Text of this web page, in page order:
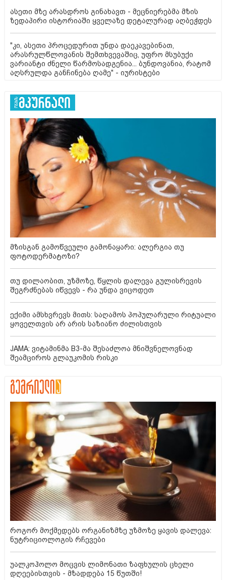
ასეთი მზე არასდროს გინახავთ - მეცნიერებმა მზის
ზედაპირი ისტორიაში ყველაზე დეტალურად აღბეჭდეს
"კი, ასეთი პროცედურით უნდა დაეკავებინათ,
არასრულწლოვანის შემთხვევაშიც, უფრო მსუბუქი
ვარიანტი ძნელი წარმოსადგენია... ბუნდოვანია, რატომ
აღსრულდა განჩინება ღამე" - იურისტები
მზისგან გამოწვეული გამონაყარი: ალერგია თუ
ფოტოდერმატოზი?
თუ დილაობით, უზმოზე, წყლის დალევა გულისრევის
შეგრძნებას იწვევს - რა უნდა ვიცოდეთ
ექიმი ამსხვრევს მითს: საღამოს პოპულარული რიტუალი
ყოველთვის არ არის საზიანო ძილისთვის
JAMA: ვიტამინმა B3-მა შესაძლოა მნიშვნელოვნად
შეამციროს გლაუკომის რისკი
როგორ მოქმედებს ორგანიზმზე უზმოზე ყავის დალევა:
ნუტრიციოლოგის რჩევები
უალკოჰოლო მოცვის ლიმონათი ზაფხულის ცხელი
დღეებისთვის - მზადდება 15 წუთში!